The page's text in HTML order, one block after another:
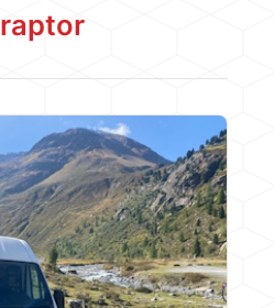
raptor